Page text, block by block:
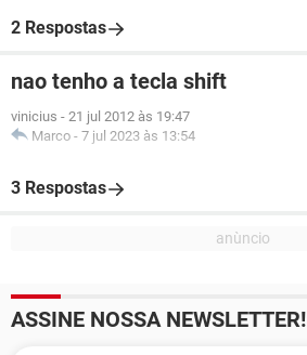
2 Respostas
nao tenho a tecla shift
vinicius - 21 jul 2012 às 19:47
Marco - 7 jul 2023 às 13:54
3 Respostas
ASSINE NOSSA NEWSLETTER!